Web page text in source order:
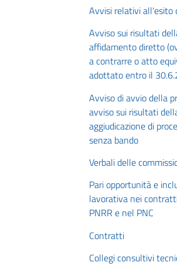
Avvisi relativi all'esito
Avviso sui risultati
affidamento diretto
a contrarre o atto
adottato entro il
Avviso di avvio della
avviso sui risultati
aggiudicazione di
senza bando
Verbali delle
Pari opportunità e
lavorativa nei
PNRR e nel PNC
Contratti
Collegi consultivi